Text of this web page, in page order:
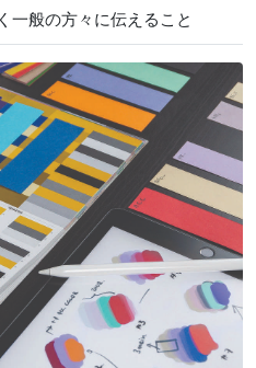
一般の方々に伝えること